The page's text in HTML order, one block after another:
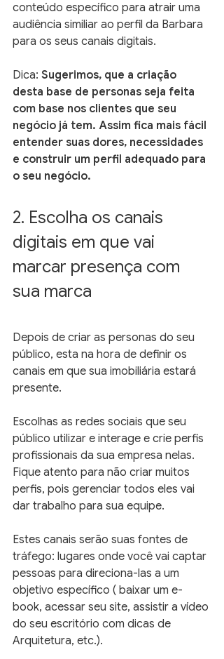
conteúdo específico para atrair uma
audiência similiar ao perfil da Barbara
para os seus canais digitais.
Dica: Sugerimos, que a criação
desta base de personas seja feita
com base nos clientes que seu
negócio já tem. Assim fica mais fácil
entender suas dores, necessidades
e construir um perfil adequado para
o seu negócio.
2. Escolha os canais
digitais em que vai
marcar presença com
sua marca
Depois de criar as personas do seu
público, esta na hora de definir os
canais em que sua imobiliária estará
presente.
Escolhas as redes sociais que seu
público utilizar e interage e crie perfis
profissionais da sua empresa nelas.
Fique atento para não criar muitos
perfis, pois gerenciar todos eles vai
dar trabalho para sua equipe.
Estes canais serão suas fontes de
tráfego: lugares onde você vai captar
pessoas para direciona-las a um
objetivo específico ( baixar um e-
book, acessar seu site, assistir a vídeo
do seu escritório com dicas de
Arquitetura, etc.).